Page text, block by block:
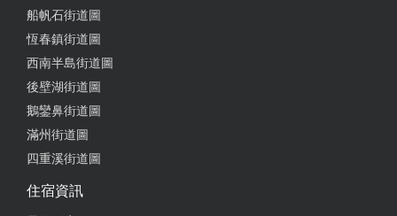
船帆石街道圖
恆春鎮街道圖
西南半島街道圖
後壁湖街道圖
鵝鑾鼻街道圖
滿州街道圖
四重溪街道圖
住宿資訊